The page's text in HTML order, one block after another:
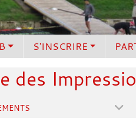
S'INSCRIRE
des